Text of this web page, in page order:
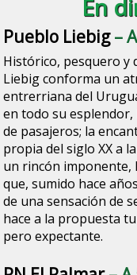
En
Pueblo Liebig–
Histórico, pesquero y
Liebig conforma un
entrerriana del
en todo su esplendor,
de pasajeros; la
propia del siglo XX a
un rincón
que, sumido hace
de una sensación de
hace a la propuesta
pero expectante.